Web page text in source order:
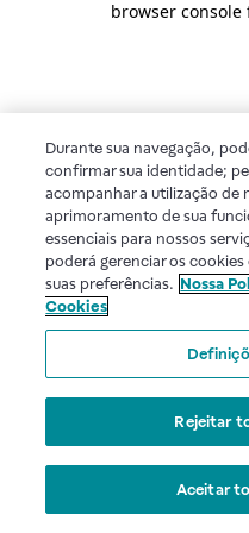
browser
Durante sua navegação,
confirmar sua identidade;
acompanhar a utilização de
aprimoramento de sua
essenciais para nossos
poderá gerenciar os
suas preferências. Nossa
Cookies
Rejeitar
Aceitar